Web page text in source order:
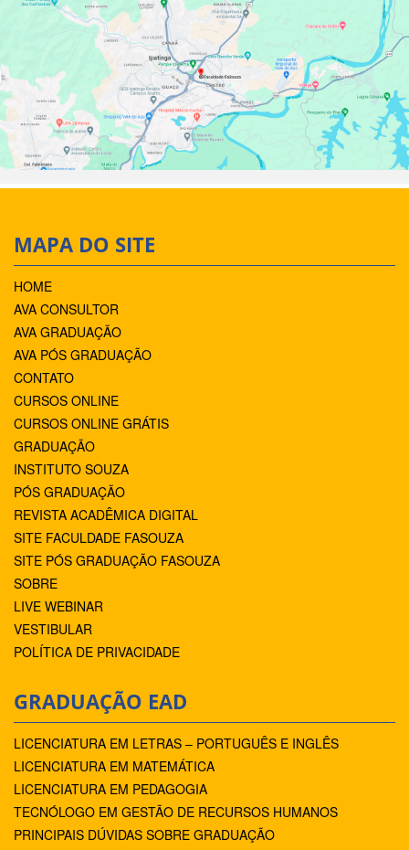
MAPA DO SITE
HOME
AVA CONSULTOR
AVA GRADUAÇÃO
AVA PÓS GRADUAÇÃO
CONTATO
CURSOS ONLINE
CURSOS ONLINE GRÁTIS
GRADUAÇÃO
INSTITUTO SOUZA
PÓS GRADUAÇÃO
REVISTA ACADÊMICA DIGITAL
SITE FACULDADE FASOUZA
SITE PÓS GRADUAÇÃO FASOUZA
SOBRE
LIVE WEBINAR
VESTIBULAR
POLÍTICA DE PRIVACIDADE
GRADUAÇÃO EAD
LICENCIATURA EM LETRAS – PORTUGUÊS E INGLÊS
LICENCIATURA EM MATEMÁTICA
LICENCIATURA EM PEDAGOGIA
TECNÓLOGO EM GESTÃO DE RECURSOS HUMANOS
PRINCIPAIS DÚVIDAS SOBRE GRADUAÇÃO